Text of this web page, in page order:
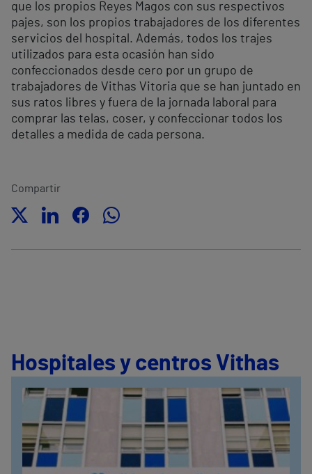
que los propios Reyes Magos con sus respectivos
pajes, son los propios trabajadores de los diferentes
servicios del hospital. Además, todos los trajes
utilizados para esta ocasión han sido
confeccionados desde cero por un grupo de
trabajadores de Vithas Vitoria que se han juntado en
sus ratos libres y fuera de la jornada laboral para
comprar las telas, coser, y confeccionar todos los
detalles a medida de cada persona.
Compartir
Hospitales y centros Vithas